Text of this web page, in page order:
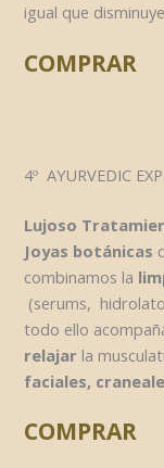
igual que
COMPRAR
4º AYURVEDIC
Lujoso
Joyas botánicas
combinamos la
(serums,
todo ello
relajar la
faciales,
COMPRAR